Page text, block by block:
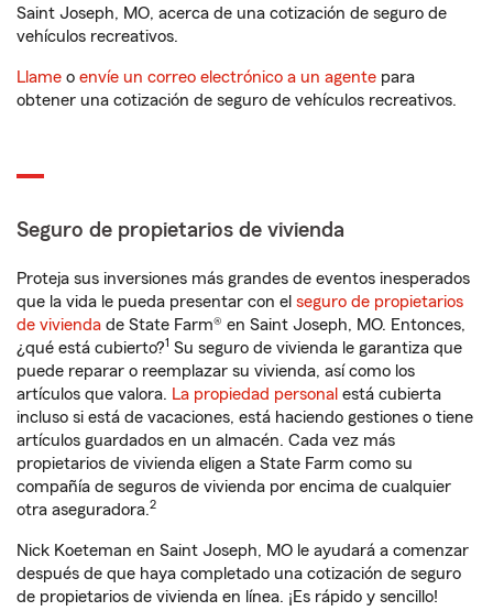
Saint Joseph, MO, acerca de una cotización de seguro de
vehículos recreativos.
Llame o envíe un correo electrónico a un agente para
obtener una cotización de seguro de vehículos recreativos.
Seguro de propietarios de vivienda
Proteja sus inversiones más grandes de eventos inesperados
que la vida le pueda presentar con el seguro de propietarios
de vivienda de State Farm® en Saint Joseph, MO. Entonces,
¿qué está cubierto?1 Su seguro de vivienda le garantiza que
puede reparar o reemplazar su vivienda, así como los
artículos que valora. La propiedad personal está cubierta
incluso si está de vacaciones, está haciendo gestiones o tiene
artículos guardados en un almacén. Cada vez más
propietarios de vivienda eligen a State Farm como su
compañía de seguros de vivienda por encima de cualquier
otra aseguradora.2
Nick Koeteman en Saint Joseph, MO le ayudará a comenzar
después de que haya completado una cotización de seguro
de propietarios de vivienda en línea. ¡Es rápido y sencillo!